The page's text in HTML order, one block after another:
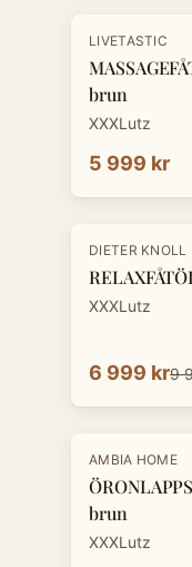
LIVETASTIC
brun
XXXLutz
5 999 kr
-30%
DIETER KNOLL
XXXLutz
6 999 kr9
-30%
AMBIA HOME
brun
XXXLutz